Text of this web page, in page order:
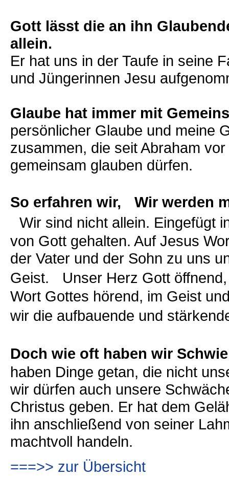
Gott lässt die an ihn
allein.
Er hat uns in der Taufe in seine
und Jüngerinnen Jesu
Glaube hat immer mit
persönlicher Glaube und meine
zusammen, die seit Abraham
gemeinsam glauben dürfen.
So erfahren wir, Wir werden
Wir sind nicht allein. Eingefügt
von Gott gehalten. Auf Jesus
der Vater und der Sohn zu uns
Geist. Unser Herz Gott
Wort Gottes hörend, im Geist
wir die aufbauende und
Doch wie oft haben wir
haben Dinge getan, die nicht
wir dürfen auch unsere
Christus geben. Er hat dem
ihn anschließend von seiner
machtvoll handeln.
===>> zur Übersicht